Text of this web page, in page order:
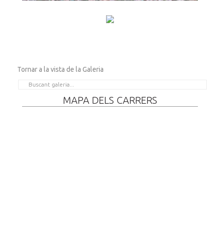
BROLLADOR
Tornar a la vista de la Galeria
MAPA DELS CARRERS